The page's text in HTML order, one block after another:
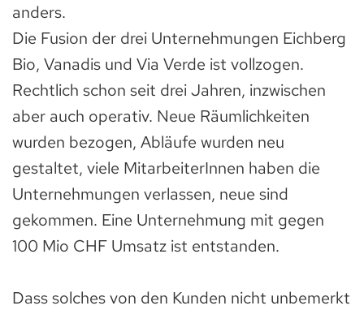
anders.
Die Fusion der drei Unternehmungen Eichberg
Bio, Vanadis und Via Verde ist vollzogen.
Rechtlich schon seit drei Jahren, inzwischen
aber auch operativ. Neue Räumlichkeiten
wurden bezogen, Abläufe wurden neu
gestaltet, viele MitarbeiterInnen haben die
Unternehmungen verlassen, neue sind
gekommen. Eine Unternehmung mit gegen
100 Mio CHF Umsatz ist entstanden.
Dass solches von den Kunden nicht unbemerkt